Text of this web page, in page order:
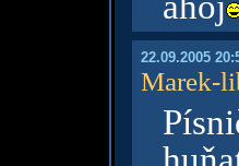
22.09.2005
Marek-